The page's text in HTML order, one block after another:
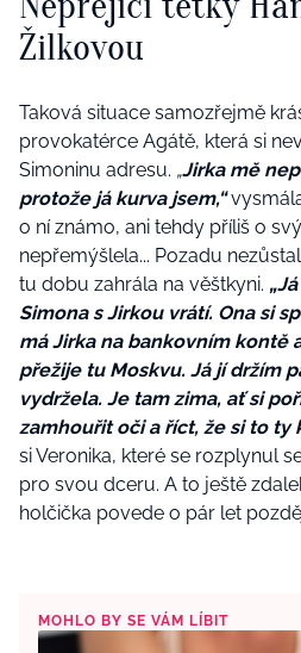
Žilkovou
Taková situace samozřejmě
provokatérce Agátě, která si
Simoninu adresu. „Jirka mě
protože já kurva jsem,“
o ní známo, ani tehdy příliš o
nepřemýšlela... Pozadu
tu dobu zahrála na věštkyni. „
Simona s Jirkou vrátí. Ona si
má Jirka na bankovním kontě
přežije tu Moskvu. Já jí držím
vydržela. Je tam zima, ať si
zamhouřit oči a říct, že si to ty
si Veronika, které se rozplynul
pro svou dceru. A to ještě
holčička povede o pár let
MOHLO BY SE VÁM LÍBIT